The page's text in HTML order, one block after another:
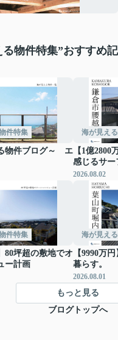
る物件特集”おすすめ
件特集
物件ブログ～ エ
海が見え
【1億
感じるサー
2026.08.02
件特集
80坪超の敷地でオ
ー計画
海が見え
【9990万
暮らす。
2026.08.01
もっと見る
ブログトップへ